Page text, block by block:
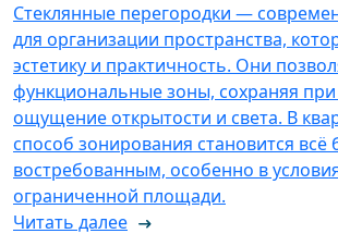
Стеклянные перегородки —
для организации пространства,
эстетику и практичность. Они
функциональные зоны, сохраняя
ощущение открытости и света. В
способ зонирования становится всё
востребованным, особенно в
ограниченной площади.
Читать далее